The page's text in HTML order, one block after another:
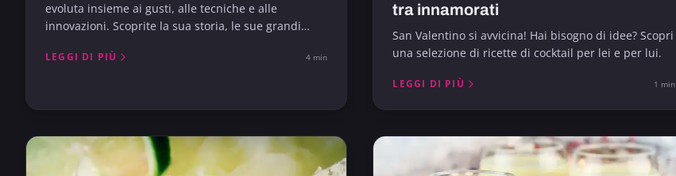
evoluta insieme ai gusti, alle tecniche e alle
innovazioni. Scoprite la sua storia, le sue grandi
LEGGI DI PIÙ 4 min
tra innamorati
San Valentino si avvicina! Hai bisogno di idee? Scopri
una selezione di ricette di cocktail per lei e per lui.
LEGGI DI PIÙ 1 min